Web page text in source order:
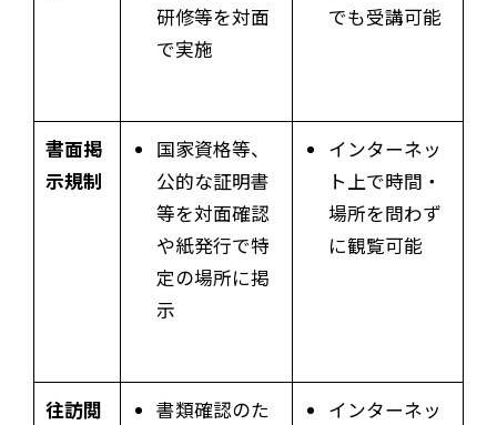
研修等を対面
で実施
でも受講可能
書面掲
示規制
国家資格等、
公的な証明書
等を対面確認
や紙発行で特
定の場所に掲
示
インターネッ
ト上で時間・
場所を問わず
に観覧可能
往訪閲
書類確認のた
インターネッ